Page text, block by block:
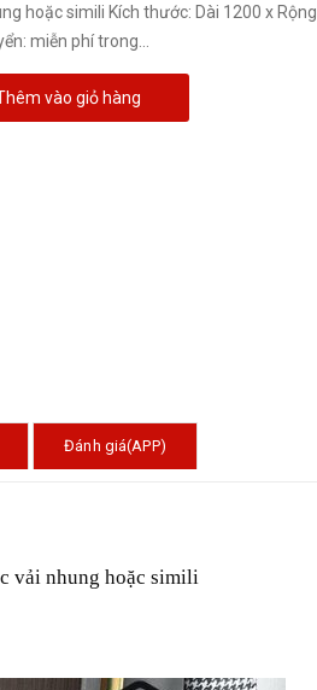
hoặc simili Kích thước: Dài 1200 x Rộng
miễn phí trong...
vào giỏ hàng
Đánh giá(APP)
vải nhung hoặc simili